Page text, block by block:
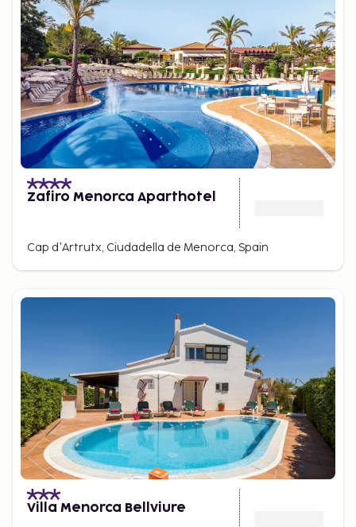
Zafiro Menorca Aparthotel
Cap d'Artrutx, Ciudadella de Menorca, Spain
Villa Menorca Bellviure